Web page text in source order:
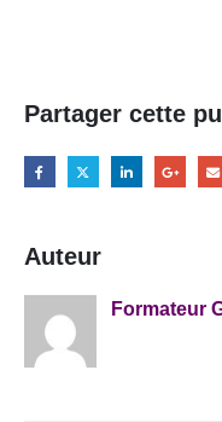
Partager cette
Auteur
Formateur